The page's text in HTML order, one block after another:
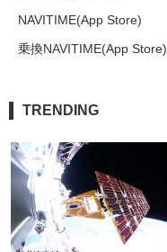
NAVITIME(App Store)
乗換NAVITIME(App Store)
TRENDING